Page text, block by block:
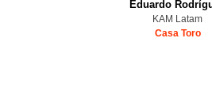
Eduardo
KAM Latam
Casa Toro